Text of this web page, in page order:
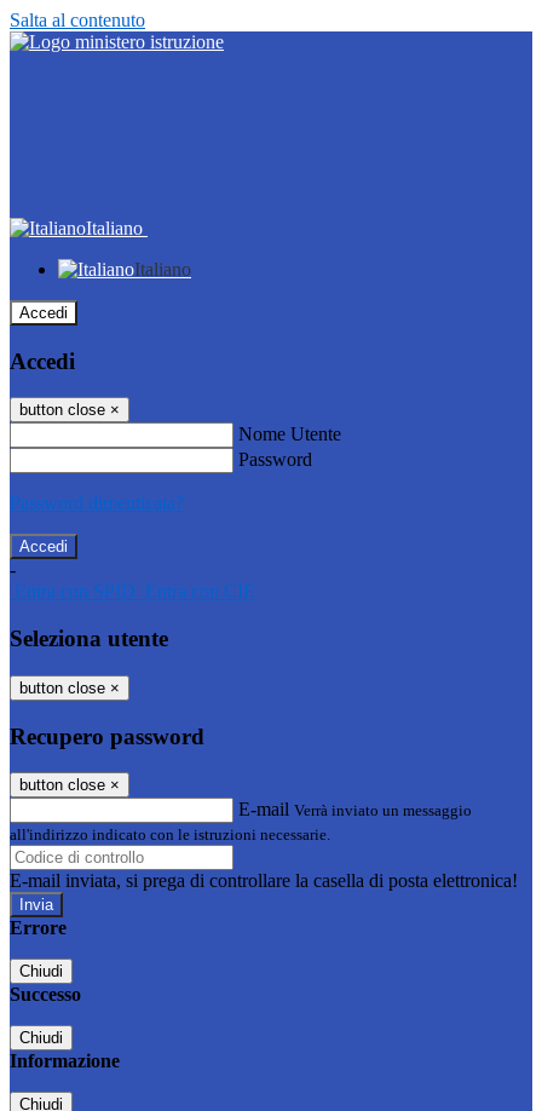
Salta al contenuto
Italiano
Italiano
Accedi
Accedi
button close ×
Nome Utente
Password
Password dimenticata?
-
Entra con SPID Entra con CIE
Seleziona utente
button close ×
Recupero password
button close ×
E-mail Verrà inviato un messaggio
all'indirizzo indicato con le istruzioni necessarie.
E-mail inviata, si prega di controllare la casella di posta elettronica!
Errore
Chiudi
Successo
Chiudi
Informazione
Chiudi